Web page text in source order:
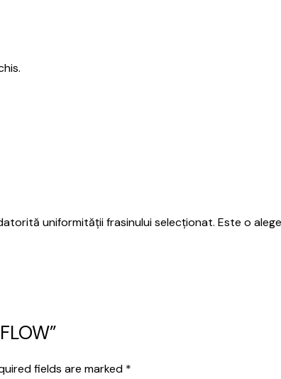
uniformității frasinului selecționat. Este o
fields are marked *